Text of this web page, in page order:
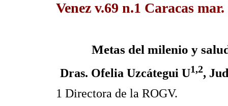
Venez v.69 n.1 Caracas mar.
Metas del milenio y
Dras. Ofelia Uzcátegui U1,2,
1 Directora de la ROGV.